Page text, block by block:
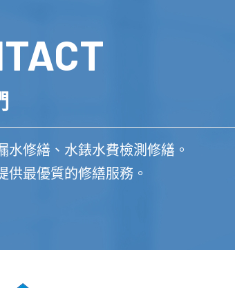
水修繕、水錶水費檢測修繕。
供最優質的修繕服務。